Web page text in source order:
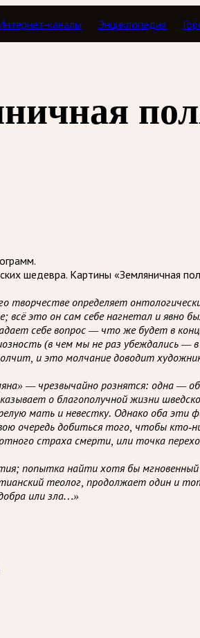
каналы Энциклопедия
шедевра. Картины «Земляничная
творчестве определяет
это он сам себе нагнетал и явно
себе вопрос — что же будет в
(в чем мы не раз убеждались —
и это молчание доводит
— чрезвычайно рознятся: одна —
о благополучной жизни
мать и невестку. Однако оба
очередь добиться того, чтобы кто-
страха смерти, или точка
попытка найти хотя бы
теолог, продолжает один и
или зла…»